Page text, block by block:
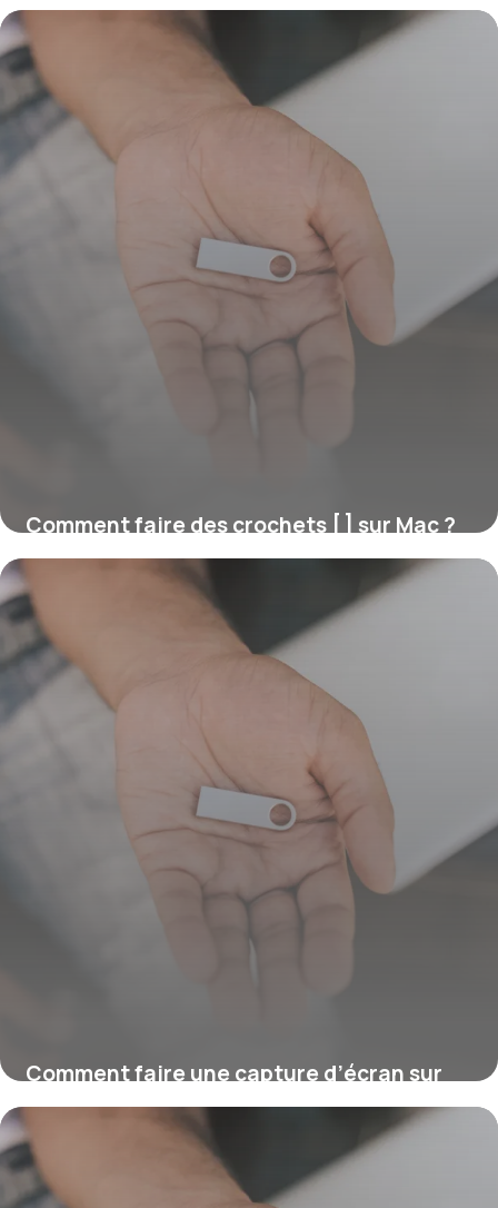
clavier ?
16 juillet 2026
Comment faire des crochets [ ] sur Mac ?
16 juillet 2026
Comment faire une capture d’écran sur
Mac ?
16 juillet 2026